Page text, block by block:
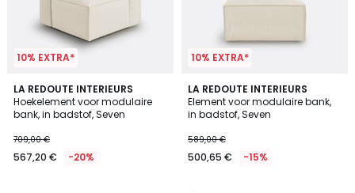
10% EXTRA*
LA REDOUTE INTERIEURS
Hoekelement voor modulaire
bank, in badstof, Seven
709,00 €
567,20 € -20%
10% EXTRA*
LA REDOUTE INTERIEURS
Element voor modulaire bank,
in badstof, Seven
589,00 €
500,65 € -15%
1
/
5